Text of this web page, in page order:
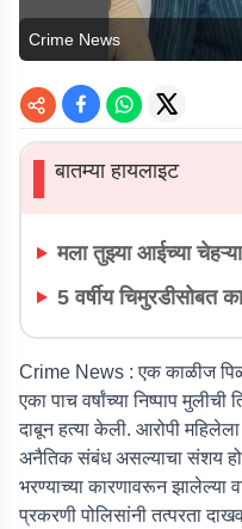
Crime News
▌बातम्या हायलाइट
मला तुझ्या आईच्या
5 वर्षीय चिमुरडीसोबत
Crime News : एक काळीज
एका पाच वर्षांच्या निष्पाप
दाबून हत्या केली. आरोपी
अनैतिक संबंध असल्याचा संशय
भरण्याच्या कारणावरून झालेल्या
प्रकरणी पोलिसांनी तत्परता